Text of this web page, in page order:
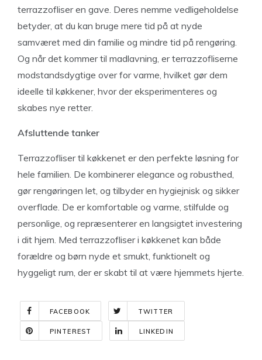
terrazzofliser en gave. Deres nemme vedligeholdelse
betyder, at du kan bruge mere tid på at nyde
samværet med din familie og mindre tid på rengøring.
Og når det kommer til madlavning, er terrazzofliserne
modstandsdygtige over for varme, hvilket gør dem
ideelle til køkkener, hvor der eksperimenteres og
skabes nye retter.
Afsluttende tanker
Terrazzofliser til køkkenet er den perfekte løsning for
hele familien. De kombinerer elegance og robusthed,
gør rengøringen let, og tilbyder en hygiejnisk og sikker
overflade. De er komfortable og varme, stilfulde og
personlige, og repræsenterer en langsigtet investering
i dit hjem. Med terrazzofliser i køkkenet kan både
forældre og børn nyde et smukt, funktionelt og
hyggeligt rum, der er skabt til at være hjemmets hjerte.
FACEBOOK TWITTER
PINTEREST LINKEDIN